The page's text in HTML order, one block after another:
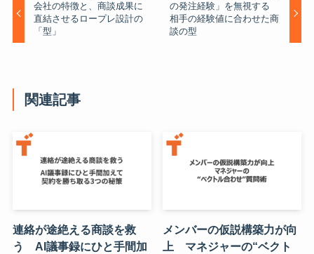
会社の特徴と、商談成果に
直結させるロープレ設計の
「型」
の発注経験」を無視する
相手の経験値に合わせた商
談の型
関連記事
連絡が途絶える商談を救
う AI議事録にひと手間加
メンバーの仮説構築力が向
上 マネジャーの“ベクト